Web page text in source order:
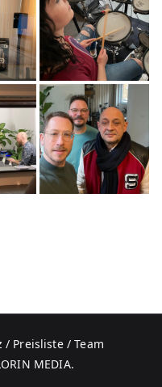
/ Preisliste/Team
MEDIA.